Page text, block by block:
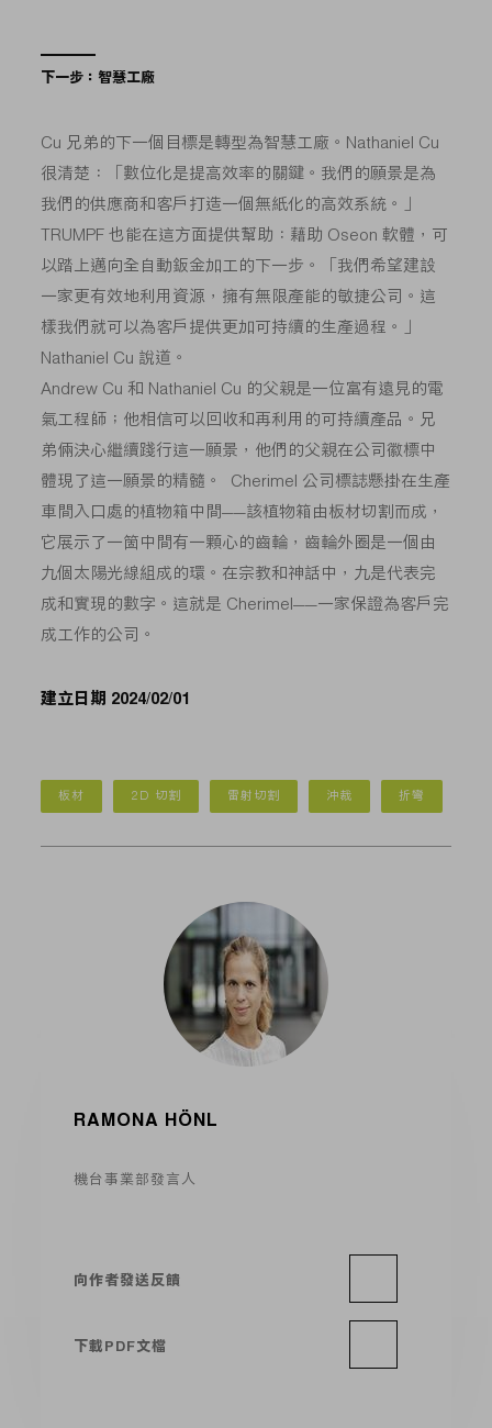
下一步：智慧工廠
Cu 兄弟的下一個目標是轉型為智慧工廠。Nathaniel Cu
很清楚：「數位化是提高效率的關鍵。我們的願景是為
我們的供應商和客戶打造一個無紙化的高效系統。」
TRUMPF 也能在這方面提供幫助：藉助 Oseon 軟體，可
以踏上邁向全自動鈑金加工的下一步。「我們希望建設
一家更有效地利用資源，擁有無限產能的敏捷公司。這
樣我們就可以為客戶提供更加可持續的生產過程。」
Nathaniel Cu 說道。
Andrew Cu 和 Nathaniel Cu 的父親是一位富有遠見的電
氣工程師；他相信可以回收和再利用的可持續產品。兄
弟倆決心繼續踐行這一願景，他們的父親在公司徽標中
體現了這一願景的精髓。 Cherimel 公司標誌懸掛在生產
車間入口處的植物箱中間——該植物箱由板材切割而成，
它展示了一箇中間有一顆心的齒輪，齒輪外圈是一個由
九個太陽光線組成的環。在宗教和神話中，九是代表完
成和實現的數字。這就是 Cherimel——一家保證為客戶完
成工作的公司。
建立日期 2024/02/01
板材 2D 切割 雷射切割 沖裁 折彎
RAMONA HÖNL
機台事業部發言人
向作者發送反饋
下載PDF文檔